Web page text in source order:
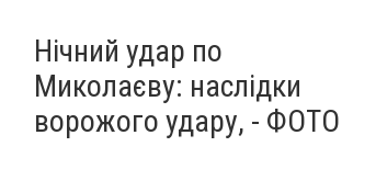
Нічний удар по
Миколаєву: наслідки
ворожого удару, - ФОТО